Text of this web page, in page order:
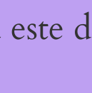
este